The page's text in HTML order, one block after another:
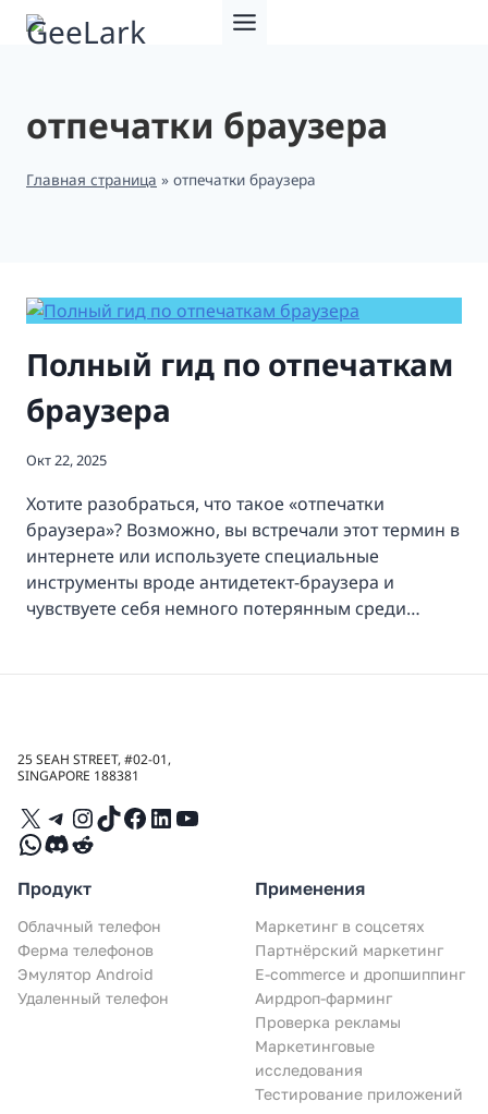
Перейти
отпечатки браузера
Главная страница » отпечатки браузера
Полный гид по отпечаткам
браузера
Окт 22, 2025
Хотите разобраться, что такое «отпечатки
браузера»? Возможно, вы встречали этот термин в
интернете или используете специальные
инструменты вроде антидетект-браузера и
чувствуете себя немного потерянным среди…
25 SEAH STREET, #02-01,
SINGAPORE 188381
X Telegram
Instagram
TikTok
Facebook
LinkedIn
YouTube
WhatsApp
Discord
Reddit
Продукт
Облачный телефон
Ферма телефонов
Эмулятор Android
Удаленный телефон
Применения
Маркетинг в соцсетях
Партнёрский маркетинг
E-commerce и дропшиппинг
Аирдроп-фарминг
Проверка рекламы
Маркетинговые
исследования
Тестирование приложений